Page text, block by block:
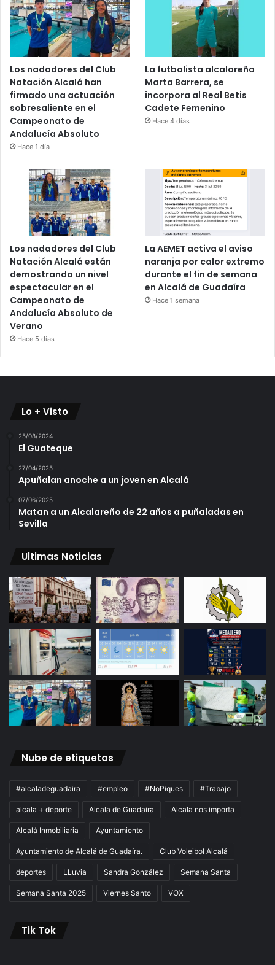
Los nadadores del Club
Natación Alcalá han
firmado una actuación
sobresaliente en el
Campeonato de
Andalucía Absoluto
Hace 1 día
La futbolista alcalareña
Marta Barrera, se
incorpora al Real Betis
Cadete Femenino
Hace 4 días
Los nadadores del Club
Natación Alcalá están
demostrando un nivel
espectacular en el
Campeonato de
Andalucía Absoluto de
Verano
Hace 5 días
La AEMET activa el aviso
naranja por calor extremo
durante el fin de semana
en Alcalá de Guadaíra
Hace 1 semana
Lo + Visto
25/08/2024
El Guateque
27/04/2025
Apuñalan anoche a un joven en Alcalá
07/06/2025
Matan a un Alcalareño de 22 años a puñaladas en
Sevilla
Ultimas Noticias
Nube de etiquetas
#alcaladeguadaira #empleo #NoPiques #Trabajo
alcala + deporte Alcala de Guadaira Alcala nos importa
Alcalá Inmobiliaria Ayuntamiento
Ayuntamiento de Alcalá de Guadaíra. Club Voleibol Alcalá
deportes LLuvia Sandra González Semana Santa
Semana Santa 2025 Viernes Santo VOX
Tik Tok